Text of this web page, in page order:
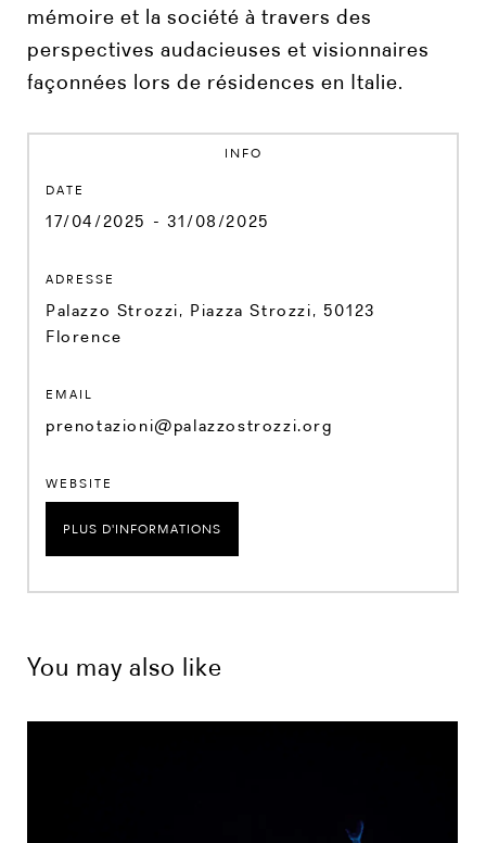
mémoire et la société à travers des
perspectives audacieuses et visionnaires
façonnées lors de résidences en Italie.
INFO
DATE
17/04/2025 - 31/08/2025
ADRESSE
Palazzo Strozzi, Piazza Strozzi, 50123
Florence
EMAIL
prenotazioni@palazzostrozzi.org
WEBSITE
PLUS D'INFORMATIONS
You may also like